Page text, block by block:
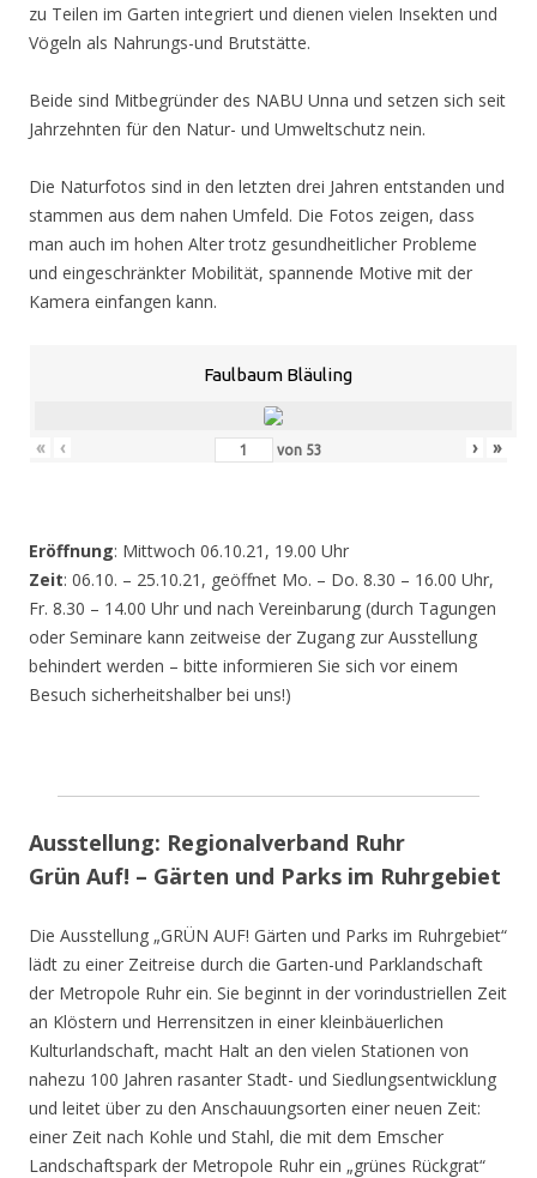
zu Teilen im Garten integriert und dienen vielen Insekten und
Vögeln als Nahrungs-und Brutstätte.
Beide sind Mitbegründer des NABU Unna und setzen sich seit
Jahrzehnten für den Natur- und Umweltschutz nein.
Die Naturfotos sind in den letzten drei Jahren entstanden und
stammen aus dem nahen Umfeld. Die Fotos zeigen, dass
man auch im hohen Alter trotz gesundheitlicher Probleme
und eingeschränkter Mobilität, spannende Motive mit der
Kamera einfangen kann.
Faulbaum Bläuling
« ‹ von 53 › »
Eröffnung: Mittwoch 06.10.21, 19.00 Uhr
Zeit: 06.10. – 25.10.21, geöffnet Mo. – Do. 8.30 – 16.00 Uhr,
Fr. 8.30 – 14.00 Uhr und nach Vereinbarung (durch Tagungen
oder Seminare kann zeitweise der Zugang zur Ausstellung
behindert werden – bitte informieren Sie sich vor einem
Besuch sicherheitshalber bei uns!)
Ausstellung: Regionalverband Ruhr
Grün Auf! – Gärten und Parks im Ruhrgebiet
Die Ausstellung „GRÜN AUF! Gärten und Parks im Ruhrgebiet“
lädt zu einer Zeitreise durch die Garten-und Parklandschaft
der Metropole Ruhr ein. Sie beginnt in der vorindustriellen Zeit
an Klöstern und Herrensitzen in einer kleinbäuerlichen
Kulturlandschaft, macht Halt an den vielen Stationen von
nahezu 100 Jahren rasanter Stadt- und Siedlungsentwicklung
und leitet über zu den Anschauungsorten einer neuen Zeit:
einer Zeit nach Kohle und Stahl, die mit dem Emscher
Landschaftspark der Metropole Ruhr ein „grünes Rückgrat“